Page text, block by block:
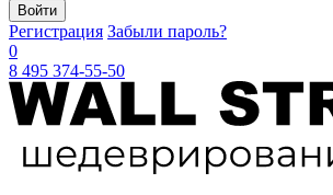
Войти
Регистрация Забыли пароль?
0
8 495 374-55-50